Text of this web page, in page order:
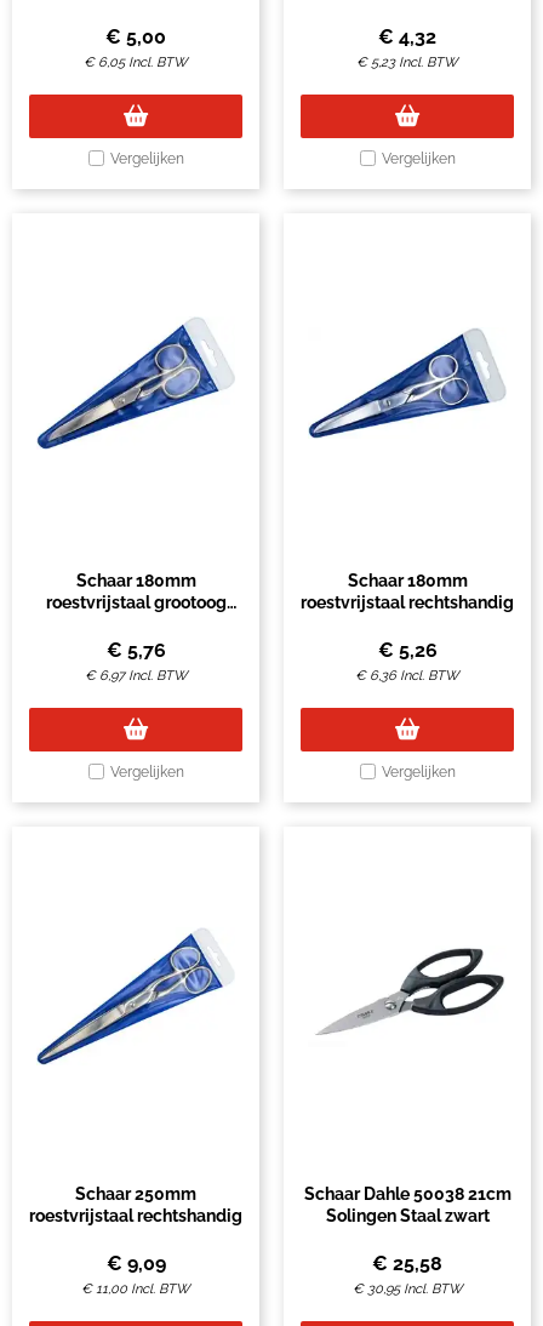
€ 5,00
€ 6,05 Incl. BTW
Vergelijken
€ 4,32
€ 5,23 Incl. BTW
Vergelijken
Schaar 180mm
roestvrijstaal grootoog
€ 5,76
€ 6,97 Incl. BTW
Vergelijken
Schaar 180mm
roestvrijstaal rechtshandig
€ 5,26
€ 6,36 Incl. BTW
Vergelijken
Schaar 250mm
roestvrijstaal rechtshandig
€ 9,09
€11,00 Incl. BTW
Schaar Dahle 50038 21cm
Solingen Staal zwart
€ 25,58
€ 30,95 Incl. BTW